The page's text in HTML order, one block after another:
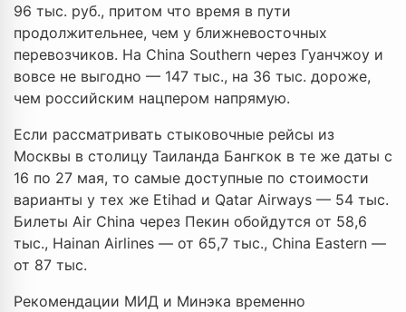
96 тыс. руб., притом что время в пути
продолжительнее, чем у ближневосточных
перевозчиков. На China Southern через Гуанчжоу и
вовсе не выгодно — 147 тыс., на 36 тыс. дороже,
чем российским нацпером напрямую.
Если рассматривать стыковочные рейсы из
Москвы в столицу Таиланда Бангкок в те же даты с
16 по 27 мая, то самые доступные по стоимости
варианты у тех же Etihad и Qatar Airways — 54 тыс.
Билеты Air China через Пекин обойдутся от 58,6
тыс., Hainan Airlines — от 65,7 тыс., China Eastern —
от 87 тыс.
Рекомендации МИД и Минэка временно